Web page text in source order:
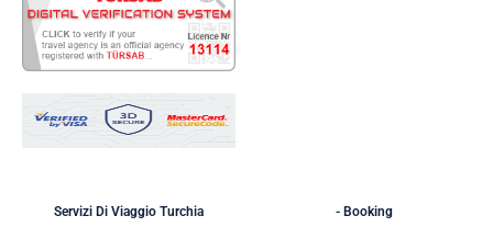
Servizi Di Viaggio Turchia - Booking